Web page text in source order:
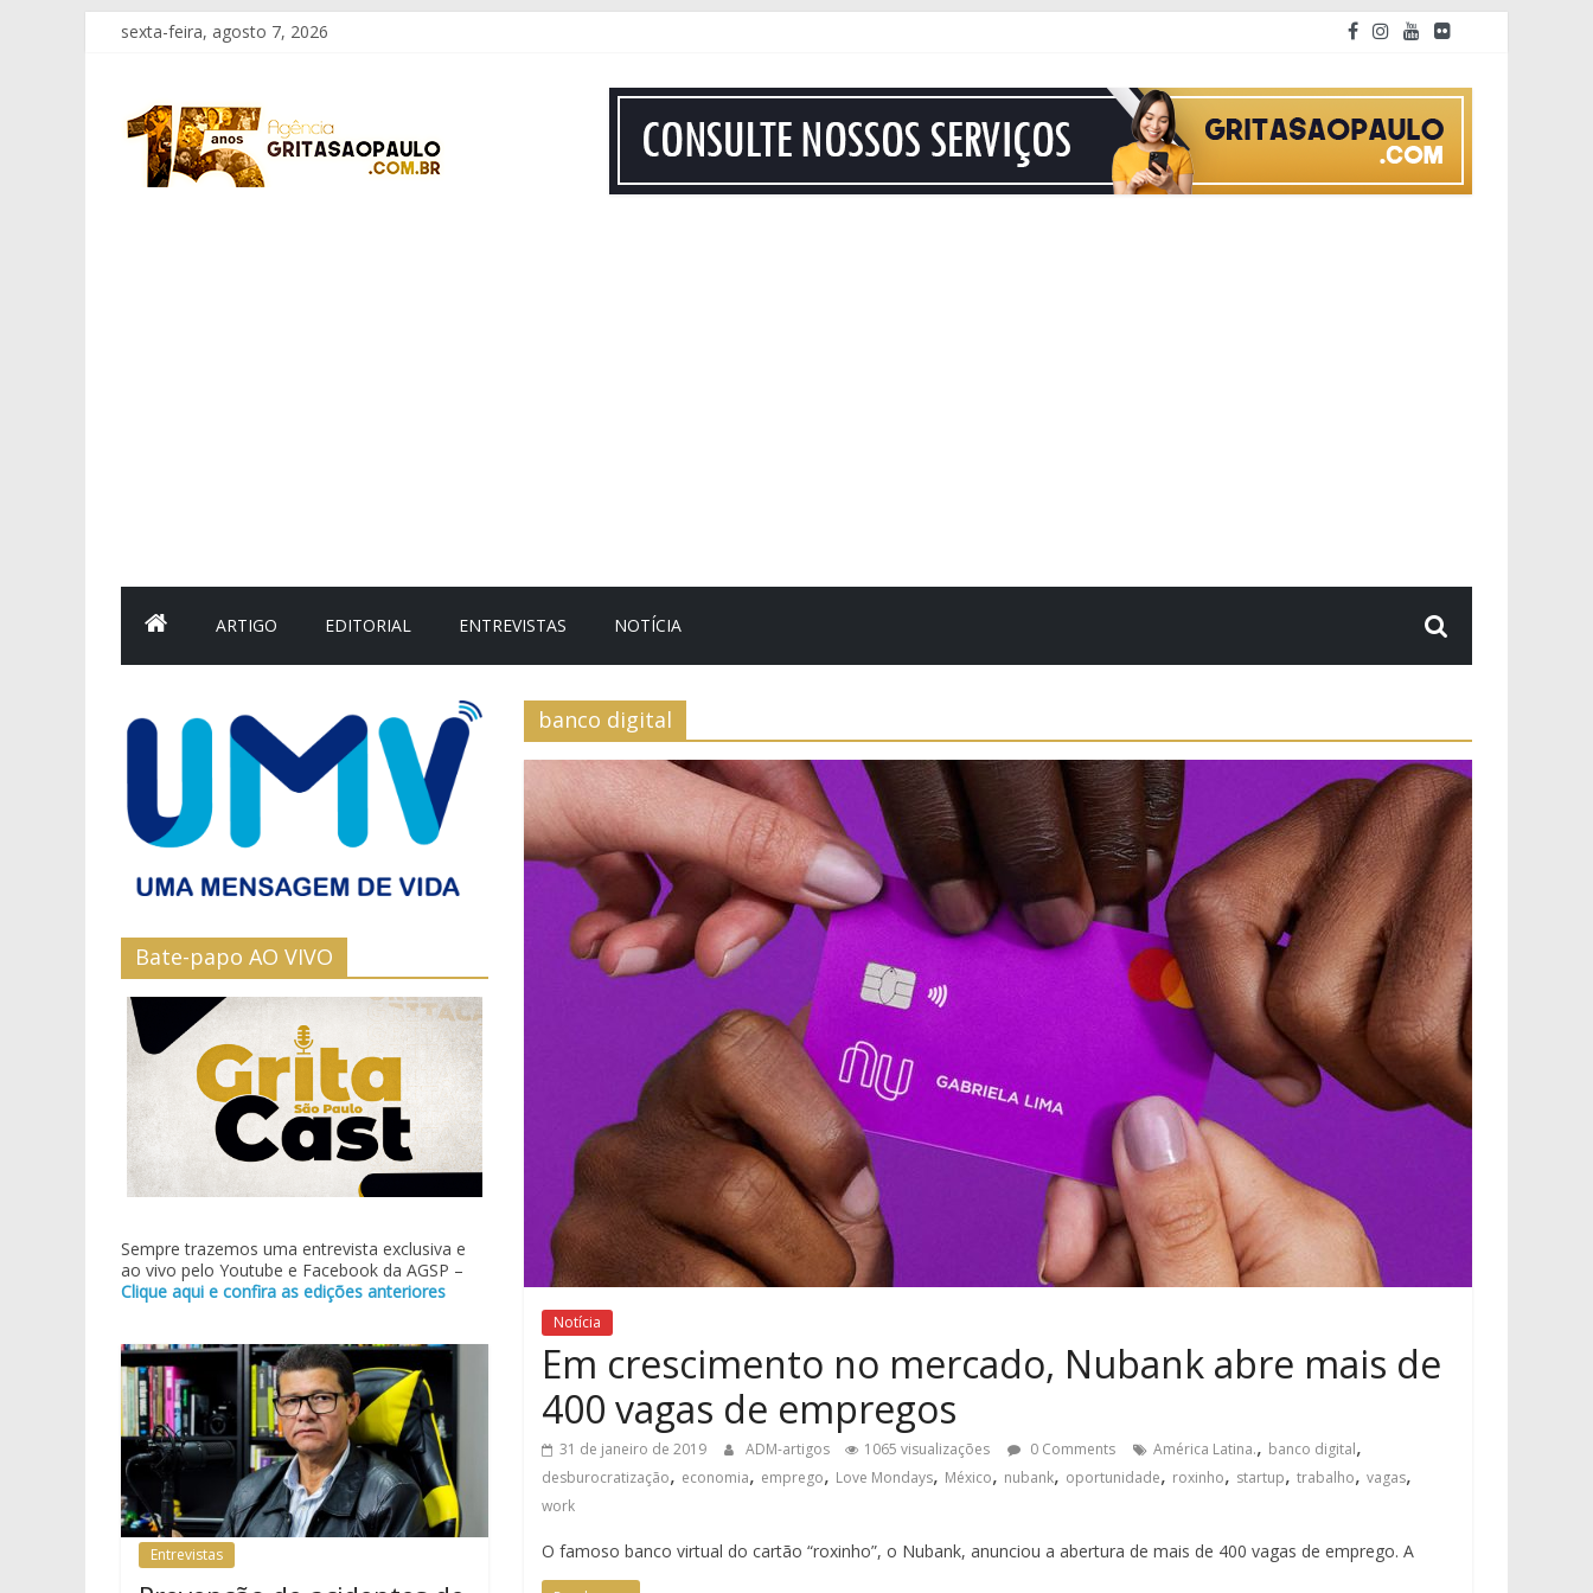
Pular
conteúdo
sexta-feira, agosto 7, 2026
Grita
São
ARTIGO EDITORIAL ENTREVISTAS NOTÍCIA
banco digital
Notícia
Em crescimento no mercado, Nubank abre mais de
400 vagas de empregos
31 de janeiro de 2019 ADM-artigos 1065 visualizações 0 Comments América Latina., banco digital,
desburocratização, economia, emprego, Love Mondays, México, nubank, oportunidade, roxinho, startup, trabalho, vagas,
work
O famoso banco virtual do cartão “roxinho”, o Nubank, anunciou a abertura de mais de 400 vagas de emprego. A
Bate-papo AO VIVO
Sempre trazemos uma entrevista exclusiva e
ao vivo pelo Youtube e Facebook da AGSP –
Clique aqui e confira as edições anteriores
Entrevistas